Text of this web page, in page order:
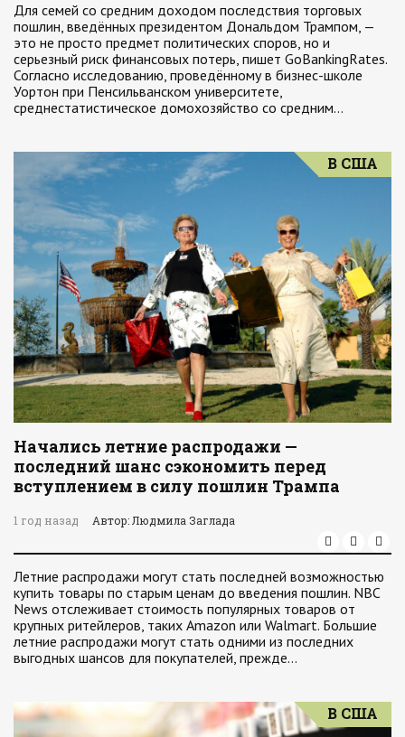
Для семей со средним доходом последствия торговых
пошлин, введённых президентом Дональдом Трампом, —
это не просто предмет политических споров, но и
серьезный риск финансовых потерь, пишет GoBankingRates.
Согласно исследованию, проведённому в бизнес-школе
Уортон при Пенсильванском университете,
среднестатистическое домохозяйство со средним…
В США
Начались летние распродажи —
последний шанс сэкономить перед
вступлением в силу пошлин Трампа
1 год назад Автор: Людмила Заглада
Летние распродажи могут стать последней возможностью
купить товары по старым ценам до введения пошлин. NBC
News отслеживает стоимость популярных товаров от
крупных ритейлеров, таких Amazon или Walmart. Большие
летние распродажи могут стать одними из последних
выгодных шансов для покупателей, прежде…
В США